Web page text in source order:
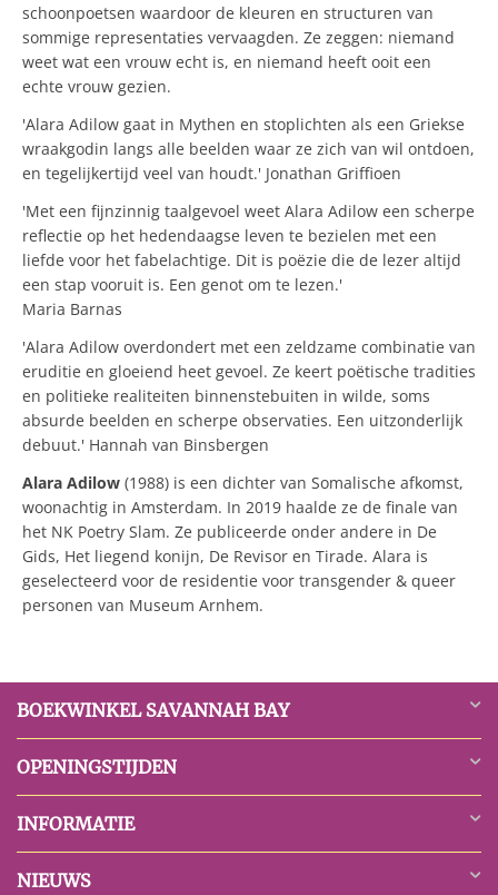
schoonpoetsen waardoor de kleuren en structuren van
sommige representaties vervaagden. Ze zeggen: niemand
weet wat een vrouw echt is, en niemand heeft ooit een
echte vrouw gezien.
'Alara Adilow gaat in Mythen en stoplichten als een Griekse
wraakgodin langs alle beelden waar ze zich van wil ontdoen,
en tegelijkertijd veel van houdt.' Jonathan Griffioen
'Met een fijnzinnig taalgevoel weet Alara Adilow een scherpe
reflectie op het hedendaagse leven te bezielen met een
liefde voor het fabelachtige. Dit is poëzie die de lezer altijd
een stap vooruit is. Een genot om te lezen.'
Maria Barnas
'Alara Adilow overdondert met een zeldzame combinatie van
eruditie en gloeiend heet gevoel. Ze keert poëtische tradities
en politieke realiteiten binnenstebuiten in wilde, soms
absurde beelden en scherpe observaties. Een uitzonderlijk
debuut.' Hannah van Binsbergen
Alara Adilow (1988) is een dichter van Somalische afkomst,
woonachtig in Amsterdam. In 2019 haalde ze de finale van
het NK Poetry Slam. Ze publiceerde onder andere in De
Gids, Het liegend konijn, De Revisor en Tirade. Alara is
geselecteerd voor de residentie voor transgender & queer
personen van Museum Arnhem.
BOEKWINKEL SAVANNAH BAY
OPENINGSTIJDEN
INFORMATIE
NIEUWS